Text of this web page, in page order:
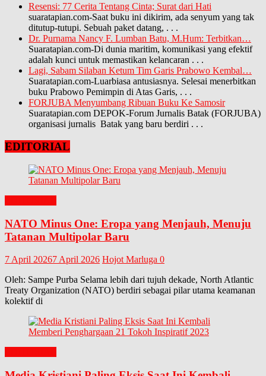
Resensi: 77 Cerita Tentang Cinta; Surat dari Hati
suaratapian.com-Saat buku ini dikirim, ada senyum yang tak
ditutup-tutupi. Sebuah paket datang, . . .
Dr. Purnama Nancy F. Lumban Batu, M.Hum: Terbitkan…
Suaratapian.com-Di dunia maritim, komunikasi yang efektif
adalah kunci untuk memastikan kelancaran . . .
Lagi, Sabam Silaban Ketum Tim Garis Prabowo Kembal…
Suaratapian.com-Luarbiasa antusiasnya. Selesai menerbitkan
buku Prabowo Pemimpin di Atas Garis, . . .
FORJUBA Menyumbang Ribuan Buku Ke Samosir
Suaratapian.com DEPOK-Forum Jurnalis Batak (FORJUBA)
organisasi jurnalis Batak yang baru berdiri . . .
EDITORIAL
NATO Minus One: Eropa yang Menjauh, Menuju
Tatanan Multipolar Baru
7 April 20267 April 2026 Hojot Marluga 0
Oleh: Sampe Purba Selama lebih dari tujuh dekade, North Atlantic
Treaty Organization (NATO) berdiri sebagai pilar utama keamanan
kolektif di